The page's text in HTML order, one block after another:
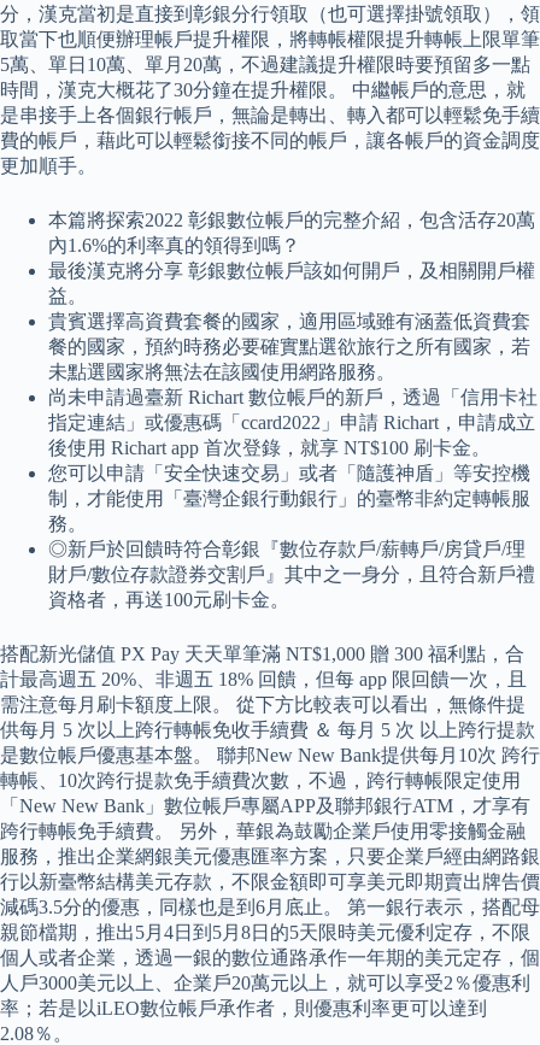
分，漢克當初是直接到彰銀分行領取（也可選擇掛號領取），領
取當下也順便辦理帳戶提升權限，將轉帳權限提升轉帳上限單筆
5萬、單日10萬、單月20萬，不過建議提升權限時要預留多一點
時間，漢克大概花了30分鐘在提升權限。 中繼帳戶的意思，就
是串接手上各個銀行帳戶，無論是轉出、轉入都可以輕鬆免手續
費的帳戶，藉此可以輕鬆銜接不同的帳戶，讓各帳戶的資金調度
更加順手。
本篇將探索2022 彰銀數位帳戶的完整介紹，包含活存20萬
內1.6%的利率真的領得到嗎？
最後漢克將分享 彰銀數位帳戶該如何開戶，及相關開戶權
益。
貴賓選擇高資費套餐的國家，適用區域雖有涵蓋低資費套
餐的國家，預約時務必要確實點選欲旅行之所有國家，若
未點選國家將無法在該國使用網路服務。
尚未申請過臺新 Richart 數位帳戶的新戶，透過「信用卡社
指定連結」或優惠碼「ccard2022」申請 Richart，申請成立
後使用 Richart app 首次登錄，就享 NT$100 刷卡金。
您可以申請「安全快速交易」或者「隨護神盾」等安控機
制，才能使用「臺灣企銀行動銀行」的臺幣非約定轉帳服
務。
◎新戶於回饋時符合彰銀『數位存款戶/薪轉戶/房貸戶/理
財戶/數位存款證券交割戶』其中之一身分，且符合新戶禮
資格者，再送100元刷卡金。
搭配新光儲值 PX Pay 天天單筆滿 NT$1,000 贈 300 福利點，合
計最高週五 20%、非週五 18% 回饋，但每 app 限回饋一次，且
需注意每月刷卡額度上限。 從下方比較表可以看出，無條件提
供每月 5 次以上跨行轉帳免收手續費 ＆ 每月 5 次 以上跨行提款
是數位帳戶優惠基本盤。 聯邦New New Bank提供每月10次 跨行
轉帳、10次跨行提款免手續費次數，不過，跨行轉帳限定使用
「New New Bank」數位帳戶專屬APP及聯邦銀行ATM，才享有
跨行轉帳免手續費。 另外，華銀為鼓勵企業戶使用零接觸金融
服務，推出企業網銀美元優惠匯率方案，只要企業戶經由網路銀
行以新臺幣結構美元存款，不限金額即可享美元即期賣出牌告價
減碼3.5分的優惠，同樣也是到6月底止。 第一銀行表示，搭配母
親節檔期，推出5月4日到5月8日的5天限時美元優利定存，不限
個人或者企業，透過一銀的數位通路承作一年期的美元定存，個
人戶3000美元以上、企業戶20萬元以上，就可以享受2％優惠利
率；若是以iLEO數位帳戶承作者，則優惠利率更可以達到
2.08％。